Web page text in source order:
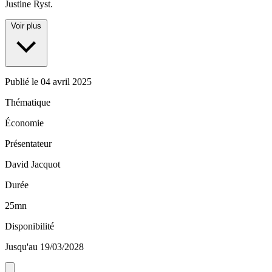
Justine Ryst.
Voir plus
Publié le 04 avril 2025
Thématique
Économie
Présentateur
David Jacquot
Durée
25mn
Disponibilité
Jusqu'au 19/03/2028